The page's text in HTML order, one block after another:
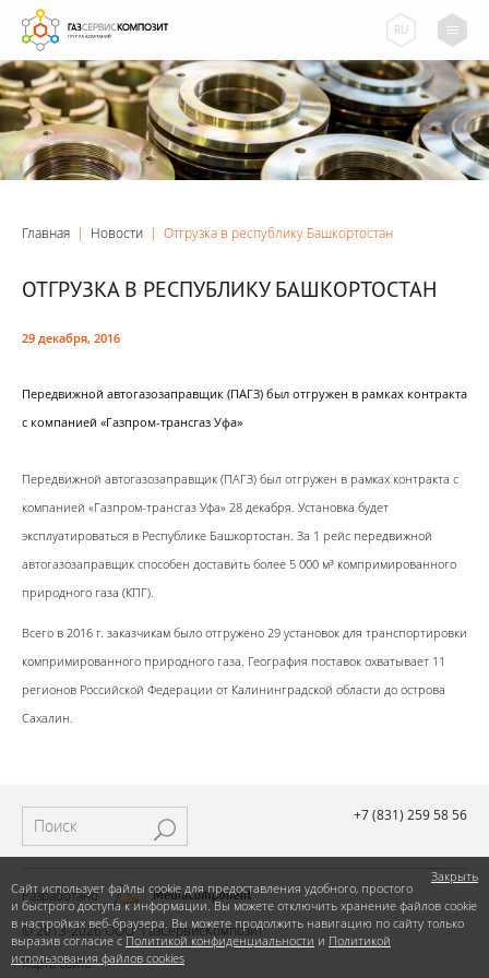
Главная | Новости | Отгрузка в республику Башкортостан
ОТГРУЗКА В РЕСПУБЛИКУ БАШКОРТОСТАН
29 декабря, 2016
Передвижной автогазозаправщик (ПАГЗ) был отгружен в рамках контракта
с компанией «Газпром-трансгаз Уфа»
Передвижной автогазозаправщик (ПАГЗ) был отгружен в рамках контракта с
компанией «Газпром-трансгаз Уфа» 28 декабря. Установка будет
эксплуатироваться в Республике Башкортостан. За 1 рейс передвижной
автогазозаправщик способен доставить более 5 000 м³ компримированного
природного газа (КПГ).
Всего в 2016 г. заказчикам было отгружено 29 установок для транспортировки
компримированного природного газа. География поставок охватывает 11
регионов Российской Федерации от Калининградской области до острова
Сахалин.
+7 (831) 259 58 56
© 2013-2026 ООО "ГазСервисКомпозит"
Карта сайта
Разработано
RU
Закрыть
Сайт использует файлы cookie для предоставления удобного, простого
и быстрого доступа к информации. Вы можете отключить хранение файлов cookie
в настройках веб-браузера. Вы можете продолжить навигацию по сайту только
выразив согласие с Политикой конфиденциальности и Политикой
использования файлов cookies